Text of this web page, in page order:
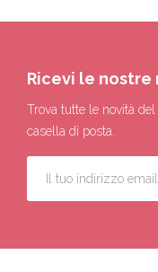
Ricevi le
Trova tutte le novità
casella di posta.